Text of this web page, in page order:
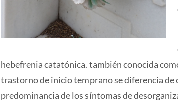
hebefrenia catatónica. también conocida
trastorno de inicio temprano se diferencia
predominancia de los síntomas de